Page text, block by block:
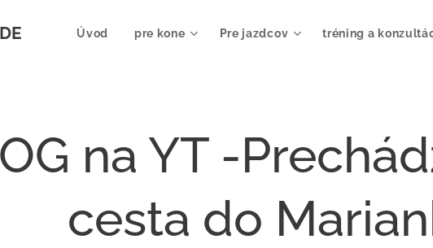
Úvod pre kone Pre jazdcov tréning a
na YT -
cesta do